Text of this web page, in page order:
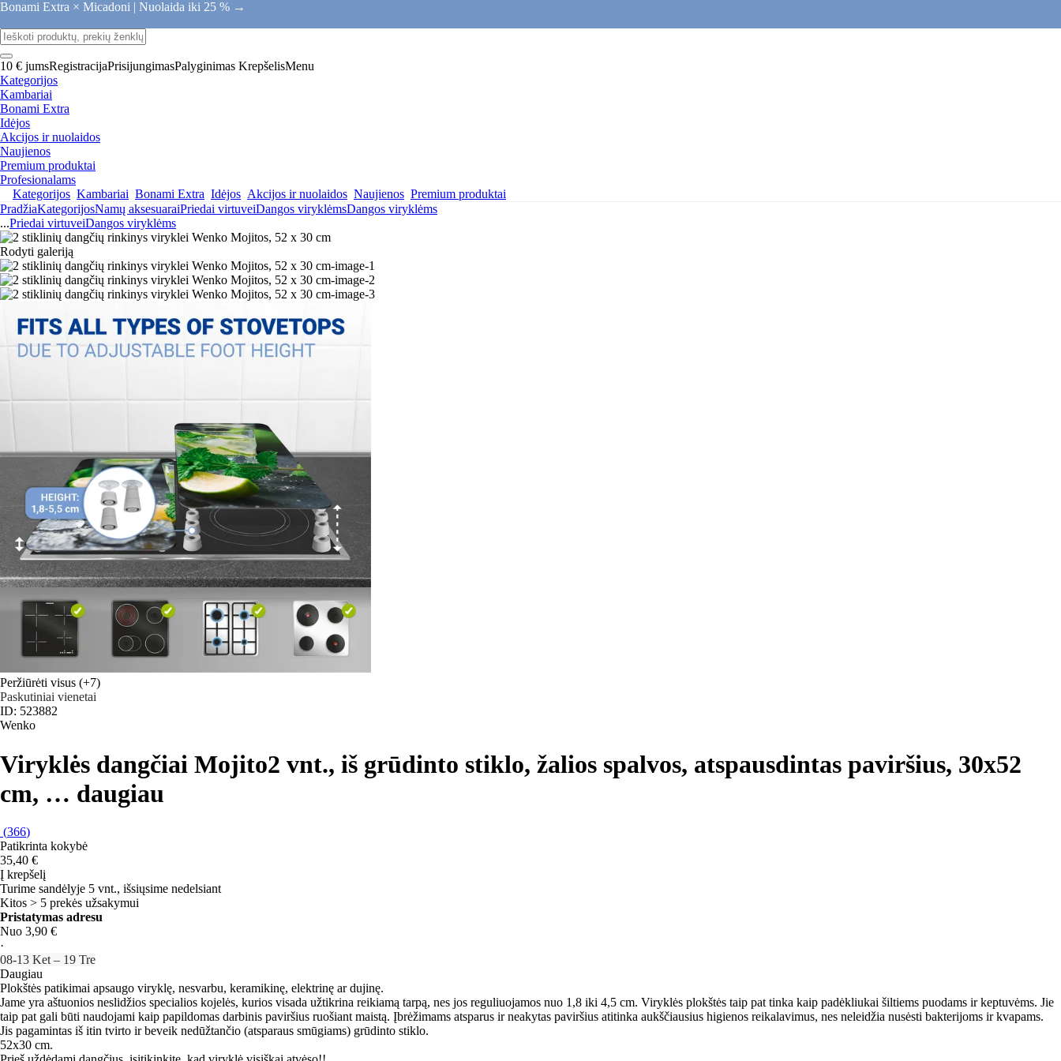
Bonami Extra × Micadoni | Nuolaida iki 25 % →
10 € jumsRegistracijaPrisijungimasPalyginimas KrepšelisMenu
Kategorijos
Kambariai
Bonami Extra
Idėjos
Akcijos ir nuolaidos
Naujienos
Premium produktai
Profesionalams
Kategorijos Kambariai Bonami Extra Idėjos Akcijos ir nuolaidos Naujienos Premium produktai
PradžiaKategorijosNamų aksesuaraiPriedai virtuveiDangos viryklėmsDangos viryklėms
...Priedai virtuveiDangos viryklėms
Rodyti galeriją
Peržiūrėti visus (+7)
Paskutiniai vienetai
ID: 523882
Wenko
Viryklės dangčiai Mojito2 vnt., iš grūdinto stiklo, žalios spalvos, atspausdintas paviršius, 30x52
cm, … daugiau
(366)
Patikrinta kokybė
35,40 €
Į krepšelį
Turime sandėlyje 5 vnt., išsiųsime nedelsiant
Kitos > 5 prekės užsakymui
Pristatymas adresu
Nuo 3,90 €
·
08‑13 Ket – 19 Tre
Daugiau
Plokštės patikimai apsaugo viryklę, nesvarbu, keramikinę, elektrinę ar dujinę.
Jame yra aštuonios neslidžios specialios kojelės, kurios visada užtikrina reikiamą tarpą, nes jos reguliuojamos nuo 1,8 iki 4,5 cm. Viryklės plokštės taip pat tinka kaip padėkliukai šiltiems puodams ir keptuvėms. Jie
taip pat gali būti naudojami kaip papildomas darbinis paviršius ruošiant maistą. Įbrėžimams atsparus ir neakytas paviršius atitinka aukščiausius higienos reikalavimus, nes neleidžia nusėsti bakterijoms ir kvapams.
Jis pagamintas iš itin tvirto ir beveik nedūžtančio (atsparaus smūgiams) grūdinto stiklo.
52x30 cm.